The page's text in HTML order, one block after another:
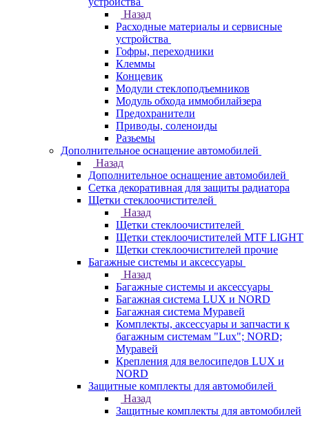
Назад
Расходные материалы и сервисные
устройства
Гофры, переходники
Клеммы
Концевик
Модули стеклоподъемников
Модуль обхода иммобилайзера
Предохранители
Приводы, соленоиды
Разьемы
Дополнительное оснащение автомобилей
Назад
Дополнительное оснащение автомобилей
Сетка декоративная для защиты радиатора
Щетки стеклоочистителей
Назад
Щетки стеклоочистителей
Щетки стеклоочистителей MTF LIGHT
Щетки стеклоочистителей прочие
Багажные системы и аксессуары
Назад
Багажные системы и аксессуары
Багажная система LUX и NORD
Багажная система Муравей
Комплекты, аксессуары и запчасти к
багажным системам "Lux"; NORD;
Муравей
Крепления для велосипедов LUX и
NORD
Защитные комплекты для автомобилей
Назад
Защитные комплекты для автомобилей